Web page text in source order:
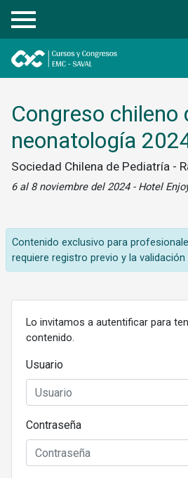
Registrarse
Congreso chileno
neonatología
Sociedad Chilena de Pediatría -
6 al 8 noviembre del 2024 - Hotel
Contenido exclusivo para
requiere registro previo y la validación
Lo invitamos a autentificar para
contenido.
Usuario
Contraseña